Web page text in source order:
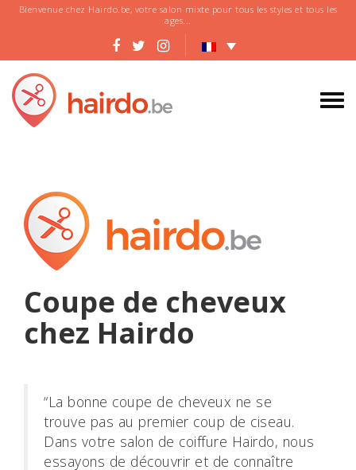
Bienvenue chez Hairdo.be, votre salon mixte pour tous les styles et tous les
ages...
Coupe de cheveux
chez Hairdo
“La bonne coupe de cheveux ne se
trouve pas au premier coup de ciseau.
Dans votre salon de coiffure Hairdo, nous
essayons de découvrir et de connaître